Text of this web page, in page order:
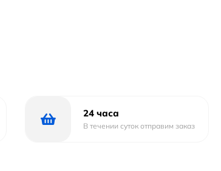
24 часа
В течении суток отправим заказ